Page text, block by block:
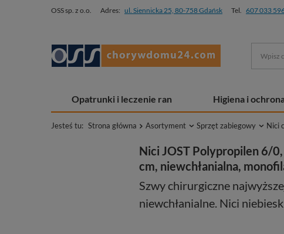
OSS sp. z o.o. Adres: ul. Siennicka 25, 80-758 Gdańsk Tel. 607 033
Opatrunki i leczenie ran Higiena i
Jesteś tu: Strona główna Asortyment Sprzęt zabiegowy Nici
Nici JOST Polypropilen 6/
cm, niewchłanialna,
Szwy chirurgiczne
niewchłanialne. Nici